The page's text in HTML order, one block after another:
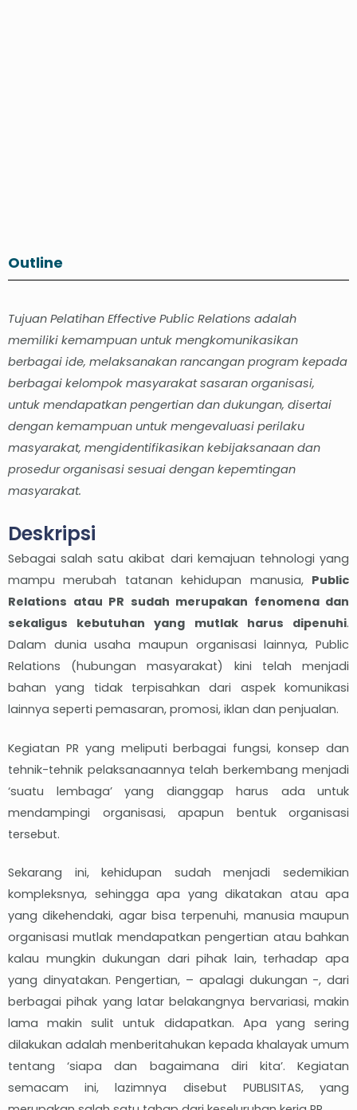
Outline
Tujuan Pelatihan Effective Public Relations adalah
memiliki kemampuan untuk mengkomunikasikan
berbagai ide, melaksanakan rancangan program kepada
berbagai kelompok masyarakat sasaran organisasi,
untuk mendapatkan pengertian dan dukungan, disertai
dengan kemampuan untuk mengevaluasi perilaku
masyarakat, mengidentifikasikan kebijaksanaan dan
prosedur organisasi sesuai dengan kepemtingan
masyarakat.
Deskripsi
Sebagai salah satu akibat dari kemajuan tehnologi yang
mampu merubah tatanan kehidupan manusia, Public
Relations atau PR sudah merupakan fenomena dan
sekaligus kebutuhan yang mutlak harus dipenuhi.
Dalam dunia usaha maupun organisasi lainnya, Public
Relations (hubungan masyarakat) kini telah menjadi
bahan yang tidak terpisahkan dari aspek komunikasi
lainnya seperti pemasaran, promosi, iklan dan penjualan.
Kegiatan PR yang meliputi berbagai fungsi, konsep dan
tehnik-tehnik pelaksanaannya telah berkembang menjadi
‘suatu lembaga’ yang dianggap harus ada untuk
mendampingi organisasi, apapun bentuk organisasi
tersebut.
Sekarang ini, kehidupan sudah menjadi sedemikian
kompleksnya, sehingga apa yang dikatakan atau apa
yang dikehendaki, agar bisa terpenuhi, manusia maupun
organisasi mutlak mendapatkan pengertian atau bahkan
kalau mungkin dukungan dari pihak lain, terhadap apa
yang dinyatakan. Pengertian, – apalagi dukungan -, dari
berbagai pihak yang latar belakangnya bervariasi, makin
lama makin sulit untuk didapatkan. Apa yang sering
dilakukan adalah menberitahukan kepada khalayak umum
tentang ‘siapa dan bagaimana diri kita’. Kegiatan
semacam ini, lazimnya disebut PUBLISITAS, yang